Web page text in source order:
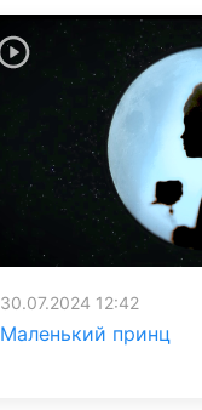
30.07.2024 12:42
Маленький принц